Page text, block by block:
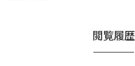
閲覧履歴